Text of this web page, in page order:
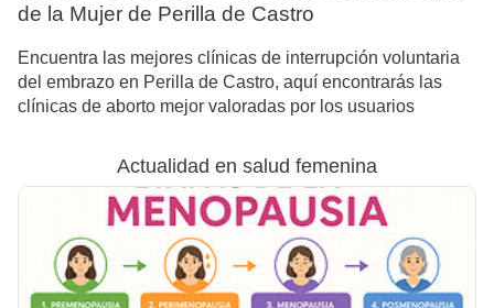
de la Mujer de Perilla de Castro
Encuentra las mejores clínicas de interrupción voluntaria
del embrazo en Perilla de Castro, aquí encontrarás las
clínicas de aborto mejor valoradas por los usuarios
Actualidad en salud femenina